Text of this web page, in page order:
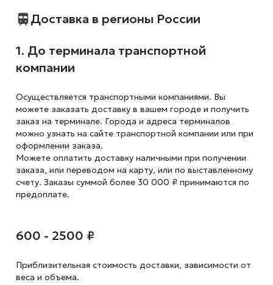
Доставка в регионы России
1. До терминала транспортной
компании
Осуществляется транспортными компаниями. Вы
можете заказать доставку в вашем городе и получить
заказ на терминале. Города и адреса терминалов
можно узнать на сайте транспортной компании или при
оформлении заказа.
Можете оплатить доставку наличными при получении
заказа, или переводом на карту, или по выставленному
счету. Заказы суммой более 30 000 ₽ принимаются по
предоплате.
600 - 2500 ₽
Приблизительная стоимость доставки, зависимости от
веса и объема.